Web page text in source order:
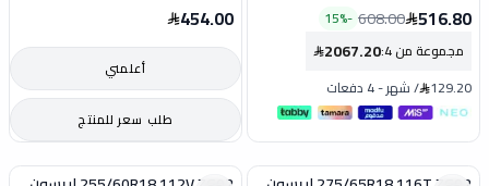
516.80
608.00
-
15%
مجموعة من 4 :
2067.20
129.20
/شهر-4 دفعات
454.00
أعلمني
طلب سعر للمنتج